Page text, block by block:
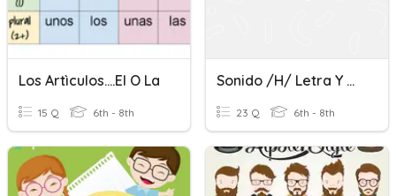
Los Artìculos....el O La
15 Q 6th - 8th
Sonido /H/ Letra Y O Ll
23 Q 6th - 8th